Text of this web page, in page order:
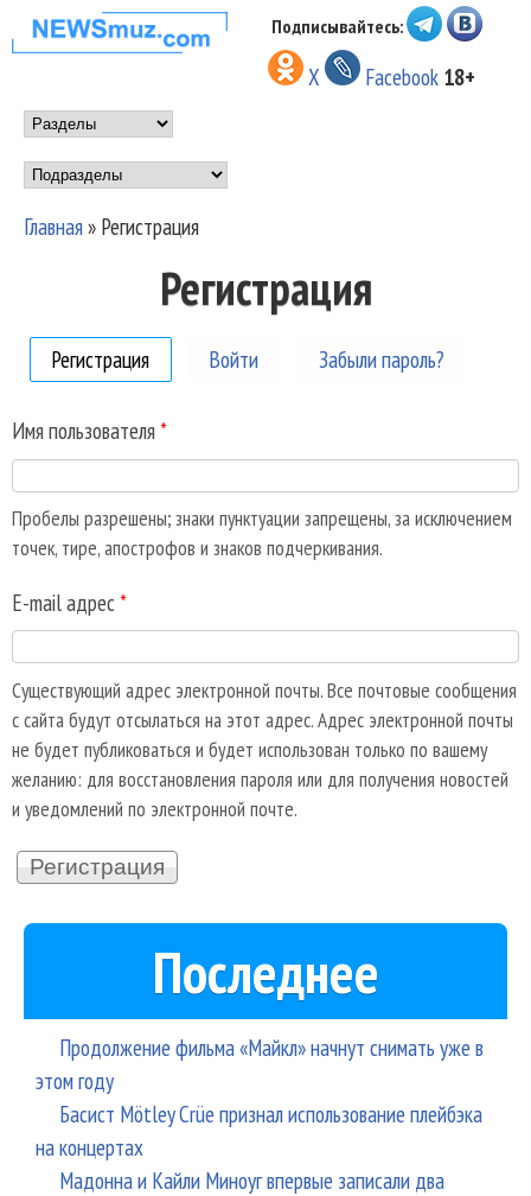
Перейти к основному
содержанию
НОВОСТИ
МУЗЫКИ И
ШОУ БИЗНЕСА
NEWSMUZ.COM
Подписывайтесь:
X Facebook 18+
Main menu
Подразделы
Главная» Регистрация
Регистрация
Регистрация (активная вкладка)
Войти Забыли пароль?
Имя пользователя *
Пробелы разрешены; знаки пунктуации запрещены, за исключением
точек, тире, апострофов и знаков подчеркивания.
E-mail адрес *
Существующий адрес электронной почты. Все почтовые сообщения
с сайта будут отсылаться на этот адрес. Адрес электронной почты
не будет публиковаться и будет использован только по вашему
желанию: для восстановления пароля или для получения новостей
и уведомлений по электронной почте.
Последнее
Продолжение фильма «Майкл» начнут снимать уже в
этом году
Басист Mötley Crüe признал использование плейбэка
на концертах
Мадонна и Кайли Миноуг впервые записали два